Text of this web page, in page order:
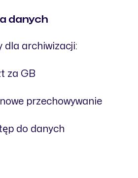
danych
dla archiwizacji:
za GB
przechowywanie
do danych